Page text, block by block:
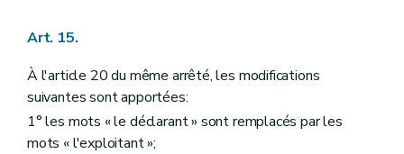
Art. 15.
À l'article 20 du même arrêté, les modifications
suivantes sont apportées:
1° les mots « le déclarant » sont remplacés par les
mots « l'exploitant »;